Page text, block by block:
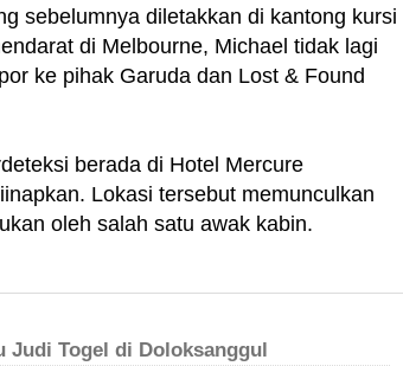
sebelumnya diletakkan di kantong kursi
di Melbourne, Michael tidak lagi
ke pihak Garuda dan Lost & Found
berada di Hotel Mercure
Lokasi tersebut memunculkan
oleh salah satu awak kabin.
Judi Togel di Doloksanggul